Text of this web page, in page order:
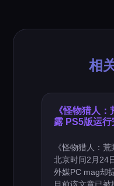
相
《怪物猎人
露 PS5版运行
《怪物猎人：
北京时间2月24
外媒PC mag却